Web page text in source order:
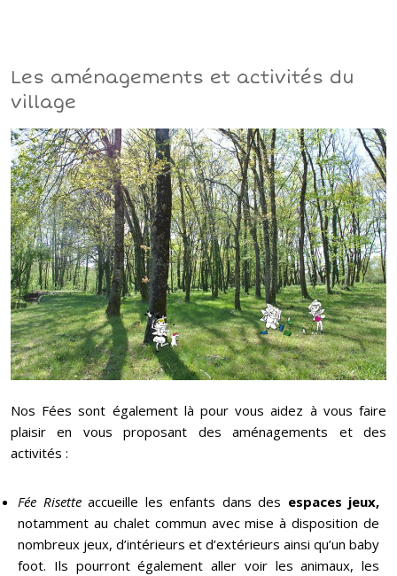
Les aménagements et activités du
village
Nos Fées sont également là pour vous aidez à vous faire
plaisir en vous proposant des aménagements et des
activités :
Fée Risetteaccueille les enfants dans des espaces jeux,
notamment au chalet commun avec mise à disposition de
nombreux jeux, d’intérieurs et d’extérieurs ainsi qu’un baby
foot. Ils pourront également aller voir les animaux, les